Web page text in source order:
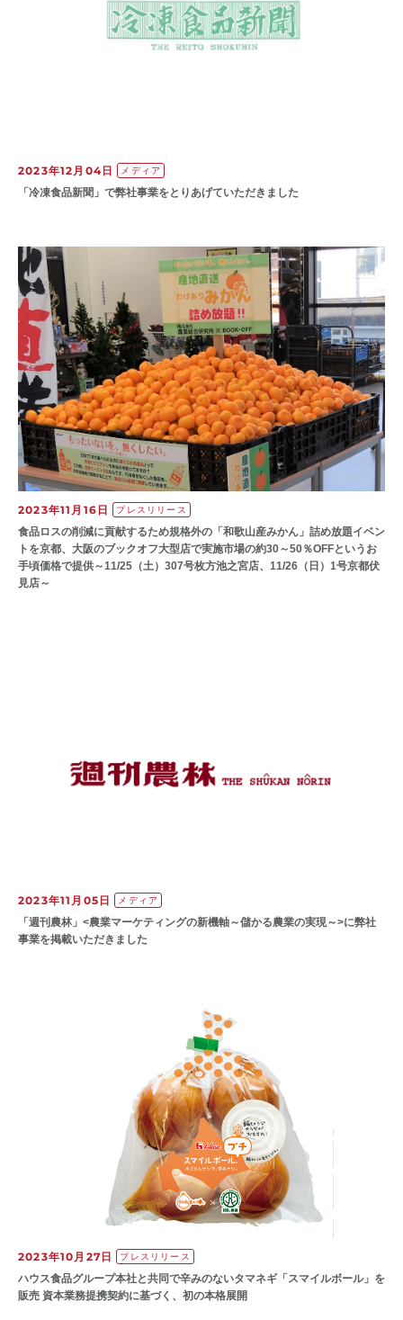
2023年12月04日 メディア
「冷凍食品新聞」で弊社事業をとりあげていただきました
2023年11月16日 プレスリリース
食品ロスの削減に貢献するため規格外の「和歌山産みかん」詰め放題イベン
トを京都、大阪のブックオフ大型店で実施市場の約30～50％OFFというお
手頃価格で提供～11/25（土）307号枚方池之宮店、11/26（日）1号京都伏
見店～
2023年11月05日 メディア
「週刊農林」<農業マーケティングの新機軸～儲かる農業の実現～>に弊社
事業を掲載いただきました
2023年10月27日 プレスリリース
ハウス食品グループ本社と共同で辛みのないタマネギ「スマイルボール」を
販売 資本業務提携契約に基づく、初の本格展開